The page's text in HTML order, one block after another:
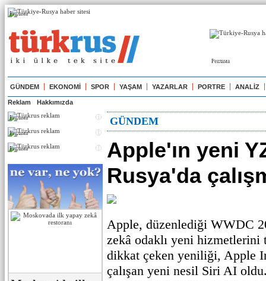
Реклама
Реклама
GÜNDEM EKONOMİ SPOR YAŞAM YAZARLAR PORTRE ANALİZ
Reklam Hakkımızda
Реклама
Реклама
Реклама
GÜNDEM
Apple'ın yeni
Rusya'da
Apple, düzenlediği WWDC
zekâ odaklı yeni hizmetlerini
dikkat çeken yeniliği, Apple
çalışan yeni nesil Siri AI